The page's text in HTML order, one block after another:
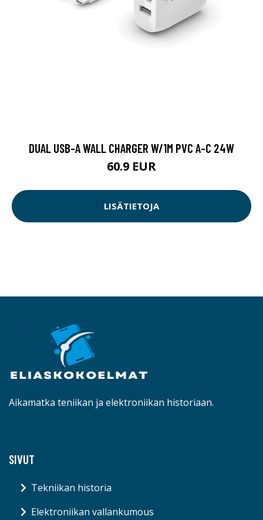
DUAL USB-A WALL CHARGER W/1M PVC A-C 24W
60.9 EUR
LISÄTIETOJA
Aikamatka teniikan ja elektroniikan historiaan.
SIVUT
Tekniikan historia
Elektroniikan vallankumous